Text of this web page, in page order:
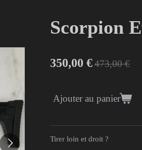
Scorpion
350,00 €473,00 €
Ajouter au panier
Tirer loin et droit ?